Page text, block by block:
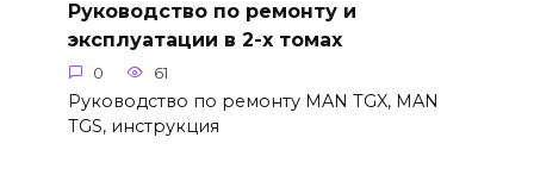
Руководство по ремонту и
эксплуатации в 2-х томах
0 61
Руководство по ремонту MAN TGX, MAN
TGS, инструкция